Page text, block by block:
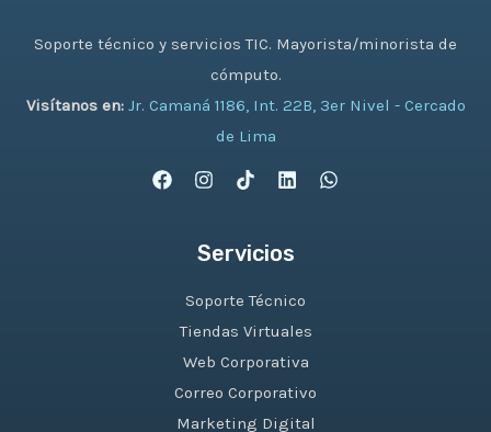
Soporte técnico y servicios TIC. Mayorista/minorista de
cómputo.
Visítanos en: Jr. Camaná 1186, Int. 22B, 3er Nivel - Cercado
de Lima
Servicios
Soporte Técnico
Tiendas Virtuales
Web Corporativa
Correo Corporativo
Marketing Digital